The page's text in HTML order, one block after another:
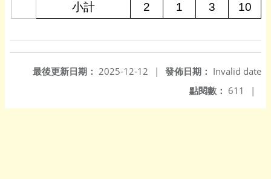
小計
2 1 3 10
發佈日期： Invalid date
最後更新日期： 2025-12-12
|
點閱數： 611 |